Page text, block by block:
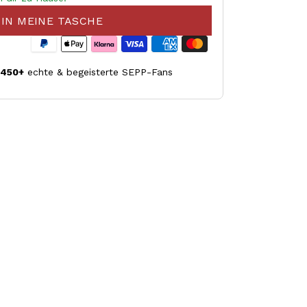
IN MEINE TASCHE
echte & begeisterte SEPP-Fans